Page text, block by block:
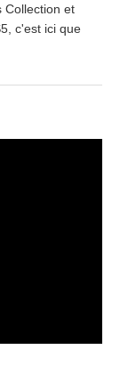
Collection et
c'est ici que